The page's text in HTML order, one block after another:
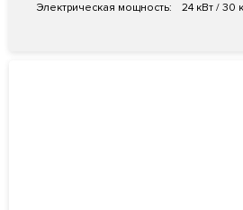
Электрическая мощность: 24 кВт / 30